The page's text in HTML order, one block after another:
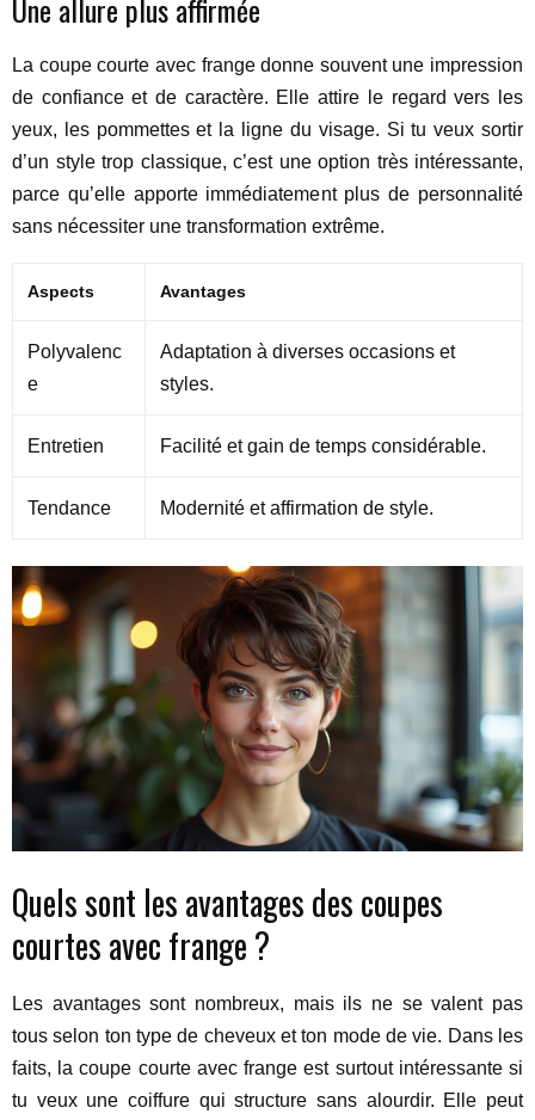
Une allure plus affirmée
La coupe courte avec frange donne souvent une impression
de confiance et de caractère. Elle attire le regard vers les
yeux, les pommettes et la ligne du visage. Si tu veux sortir
d’un style trop classique, c’est une option très intéressante,
parce qu’elle apporte immédiatement plus de personnalité
sans nécessiter une transformation extrême.
Aspects Avantages
Polyvalenc
e
Adaptation à diverses occasions et
styles.
Entretien Facilité et gain de temps considérable.
Tendance Modernité et affirmation de style.
Quels sont les avantages des coupes
courtes avec frange ?
Les avantages sont nombreux, mais ils ne se valent pas
tous selon ton type de cheveux et ton mode de vie. Dans les
faits, la coupe courte avec frange est surtout intéressante si
tu veux une coiffure qui structure sans alourdir. Elle peut